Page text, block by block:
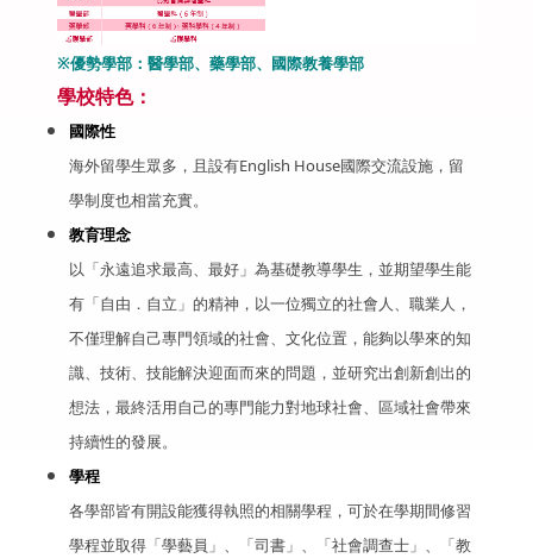
※優勢學部：醫學部、藥學部、國際教養學部
學校特色：
國際性
海外留學生眾多，且設有English House國際交流設施，留
學制度也相當充實。
教育理念
以「永遠追求最高、最好」為基礎教導學生，並期望學生能
有「自由．自立」的精神，以一位獨立的社會人、職業人，
不僅理解自己專門領域的社會、文化位置，能夠以學來的知
識、技術、技能解決迎面而來的問題，並研究出創新創出的
想法，最終活用自己的專門能力對地球社會、區域社會帶來
持續性的發展。
學程
各學部皆有開設能獲得執照的相關學程，可於在學期間修習
學程並取得「學藝員」、「司書」、「社會調查士」、「教